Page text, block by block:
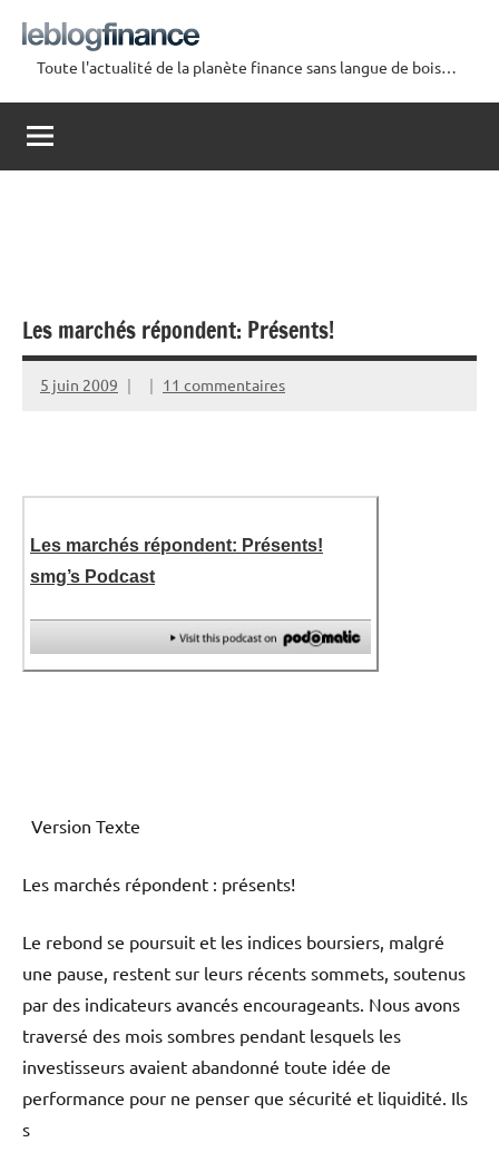
contenu
Le
Blog
Finance
Toute l'actualité de la planète finance sans langue de bois…
Les marchés répondent: Présents!
5 juin 2009 11 commentaires
Les marchés répondent: Présents!
smg’s Podcast
Version Texte
Les marchés répondent : présents!
Le rebond se poursuit et les indices boursiers, malgré
une pause, restent sur leurs récents sommets, soutenus
par des indicateurs avancés encourageants. Nous avons
traversé des mois sombres pendant lesquels les
investisseurs avaient abandonné toute idée de
performance pour ne penser que sécurité et liquidité. Ils
s